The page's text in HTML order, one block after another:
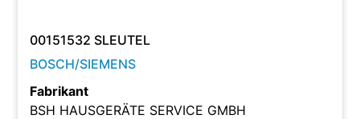
00151532 SLEUTEL
BOSCH/SIEMENS
Fabrikant
BSH HAUSGERÄTE SERVICE GMBH